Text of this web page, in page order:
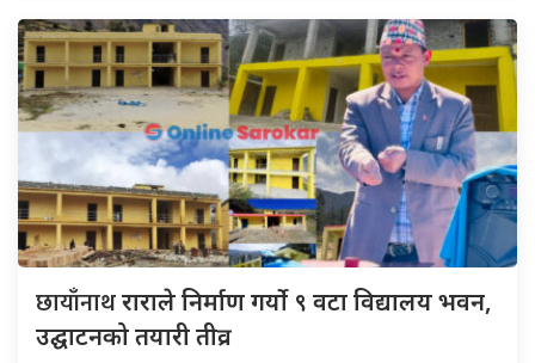
छायाँनाथराराले निर्माण गर्यो ९ वटा विद्यालय भवन,
उद्घाटनको तयारी तीव्र